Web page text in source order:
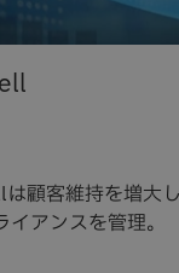
顧客維持を増大
イアンスを管理。